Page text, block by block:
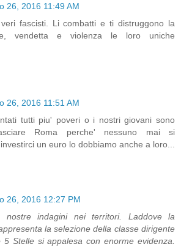
26, 2016 11:49 AM
fascisti. Li combatti e ti distruggono la
vendetta e violenza le loro uniche
26, 2016 11:51 AM
tutti piu' poveri o i nostri giovani sono
Roma perche' nessuno mai si
un euro lo dobbiamo anche a loro...
26, 2016 12:27 PM
nostre indagini nei territori. Laddove la
la selezione della classe dirigente
5 Stelle si appalesa con enorme evidenza.